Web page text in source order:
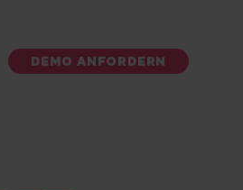
DEMO ANFORDERN